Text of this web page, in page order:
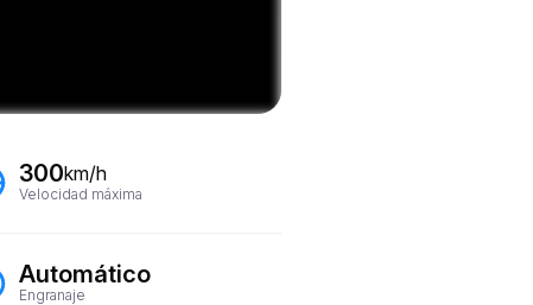
300km/h
Velocidad máxima
Automático
Engranaje